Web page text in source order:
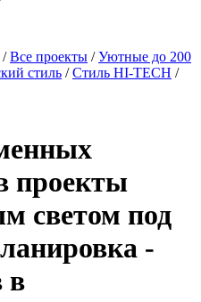
/Все проекты /Уютные до 200
стиль /Стиль HI-TECH /
проекты
светом под
-
в